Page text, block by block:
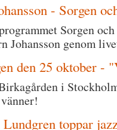
- Sorgen
Sorgen
Johansson genom
den 25 oktober -
i
toppar